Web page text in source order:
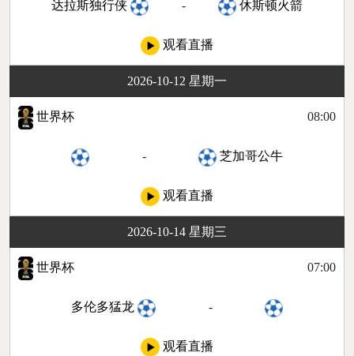
达拉斯独行侠 - 休斯顿火箭
观看直播
2026-10-12 星期一
世界杯 08:00
- 芝加哥公牛
观看直播
2026-10-14 星期三
世界杯 07:00
多伦多猛龙 -
观看直播